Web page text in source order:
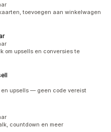
toevoegen aan winkelwagen
om upsells en conversies te
upsells — geen code vereist
countdown en meer